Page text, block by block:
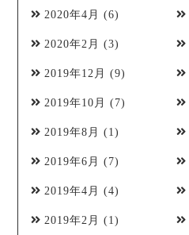
2020年4月 (6)
2020年2月 (3)
2019年12月 (9)
2019年10月 (7)
2019年8月 (1)
2019年6月 (7)
2019年4月 (4)
2019年2月 (1)